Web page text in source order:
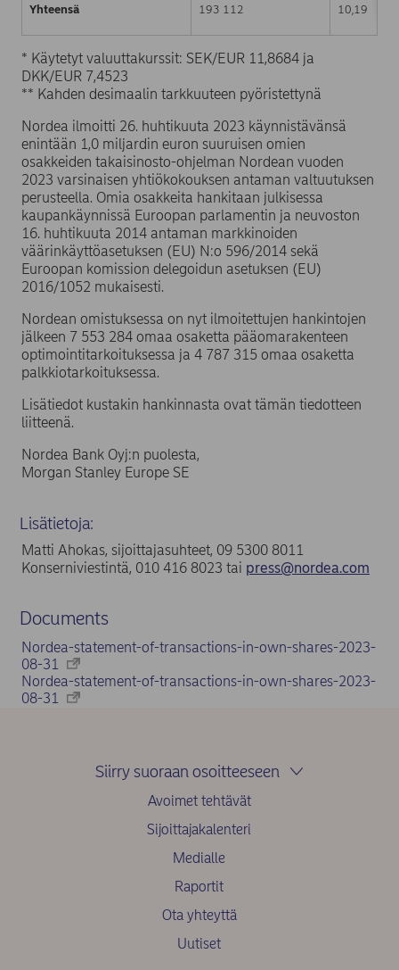
Yhteensä 193 112 10,19
* Käytetyt valuuttakurssit: SEK/EUR 11,8684 ja
DKK/EUR 7,4523
** Kahden desimaalin tarkkuuteen pyöristettynä
Nordea ilmoitti 26. huhtikuuta 2023 käynnistävänsä
enintään 1,0 miljardin euron suuruisen omien
osakkeiden takaisinosto-ohjelman Nordean vuoden
2023 varsinaisen yhtiökokouksen antaman valtuutuksen
perusteella. Omia osakkeita hankitaan julkisessa
kaupankäynnissä Euroopan parlamentin ja neuvoston
16. huhtikuuta 2014 antaman markkinoiden
väärinkäyttöasetuksen (EU) N:o 596/2014 sekä
Euroopan komission delegoidun asetuksen (EU)
2016/1052 mukaisesti.
Nordean omistuksessa on nyt ilmoitettujen hankintojen
jälkeen 7 553 284 omaa osaketta pääomarakenteen
optimointitarkoituksessa ja 4 787 315 omaa osaketta
palkkiotarkoituksessa.
Lisätiedot kustakin hankinnasta ovat tämän tiedotteen
liitteenä.
Nordea Bank Oyj:n puolesta,
Morgan Stanley Europe SE
Lisätietoja:
Matti Ahokas, sijoittajasuhteet, 09 5300 8011
Konserniviestintä, 010 416 8023 tai press@nordea.com
Documents
Nordea-statement-of-transactions-in-own-shares-2023-
08-31
Nordea-statement-of-transactions-in-own-shares-2023-
08-31
Siirry suoraan osoitteeseen
Avoimet tehtävät
Sijoittajakalenteri
Medialle
Raportit
Ota yhteyttä
Uutiset